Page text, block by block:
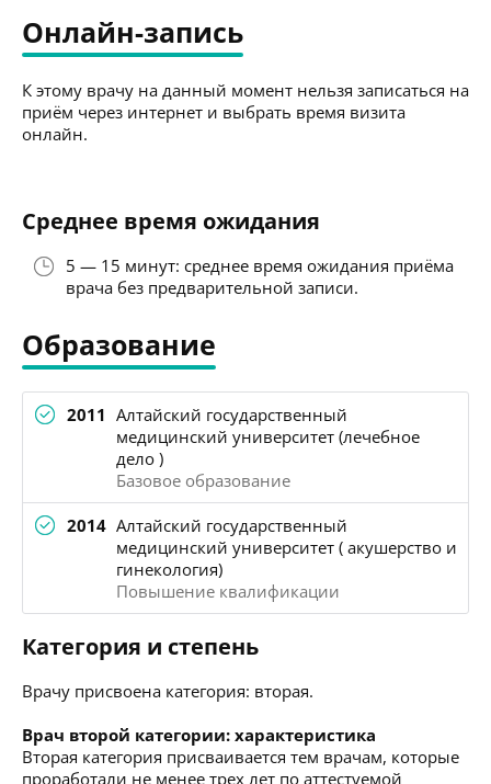
Онлайн-запись
К этому врачу на данный момент нельзя записаться на
приём через интернет и выбрать время визита
онлайн.
Среднее время ожидания
5 — 15 минут: среднее время ожидания приёма
врача без предварительной записи.
Образование
2011 Алтайский государственный
медицинский университет (лечебное
дело )
Базовое образование
2014 Алтайский государственный
медицинский университет ( акушерство и
гинекология)
Повышение квалификации
Категория и степень
Врачу присвоена категория: вторая.
Врач второй категории: характеристика
Вторая категория присваивается тем врачам, которые
проработали не менее трех лет по аттестуемой